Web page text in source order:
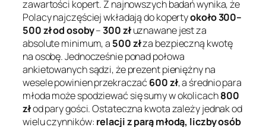
zawartości kopert. Z najnowszych badań wynika, że
Polacy najczęściej wkładają do kopertyokoło 300–
500 zł od osoby–300 złuznawane jest za
absolute minimum, a 500 złza bezpieczną kwotę
na osobę. Jednocześnie ponad połowa
ankietowanych sądzi, że prezent pieniężny na
wesele powinien przekraczać 600 zł, a średnio para
młoda może spodziewać się sumy w okolicach800
złod pary gości. Ostateczna kwota zależy jednak od
wielu czynników: relacji z parą młodą, liczby osób